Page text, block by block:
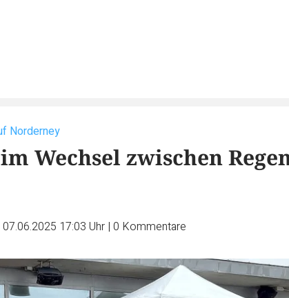
Norderney
Wechsel zwischen
07.06.2025 17:03 Uhr | 0 Kommentare